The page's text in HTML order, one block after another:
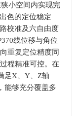
小空间内实现完
色的定位稳定
校准及六自由度
线位移与角位
向重复定位精度同
程精准可控。在
足X 、Y Z轴
能够充分覆盖多